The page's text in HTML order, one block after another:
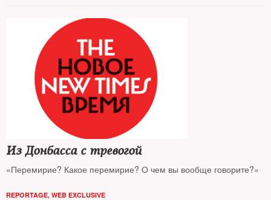
Из Донбасса с тревогой
«Перемирие? Какое перемирие? О чем вы вообще говорите?»
REPORTAGE, WEB EXCLUSIVE